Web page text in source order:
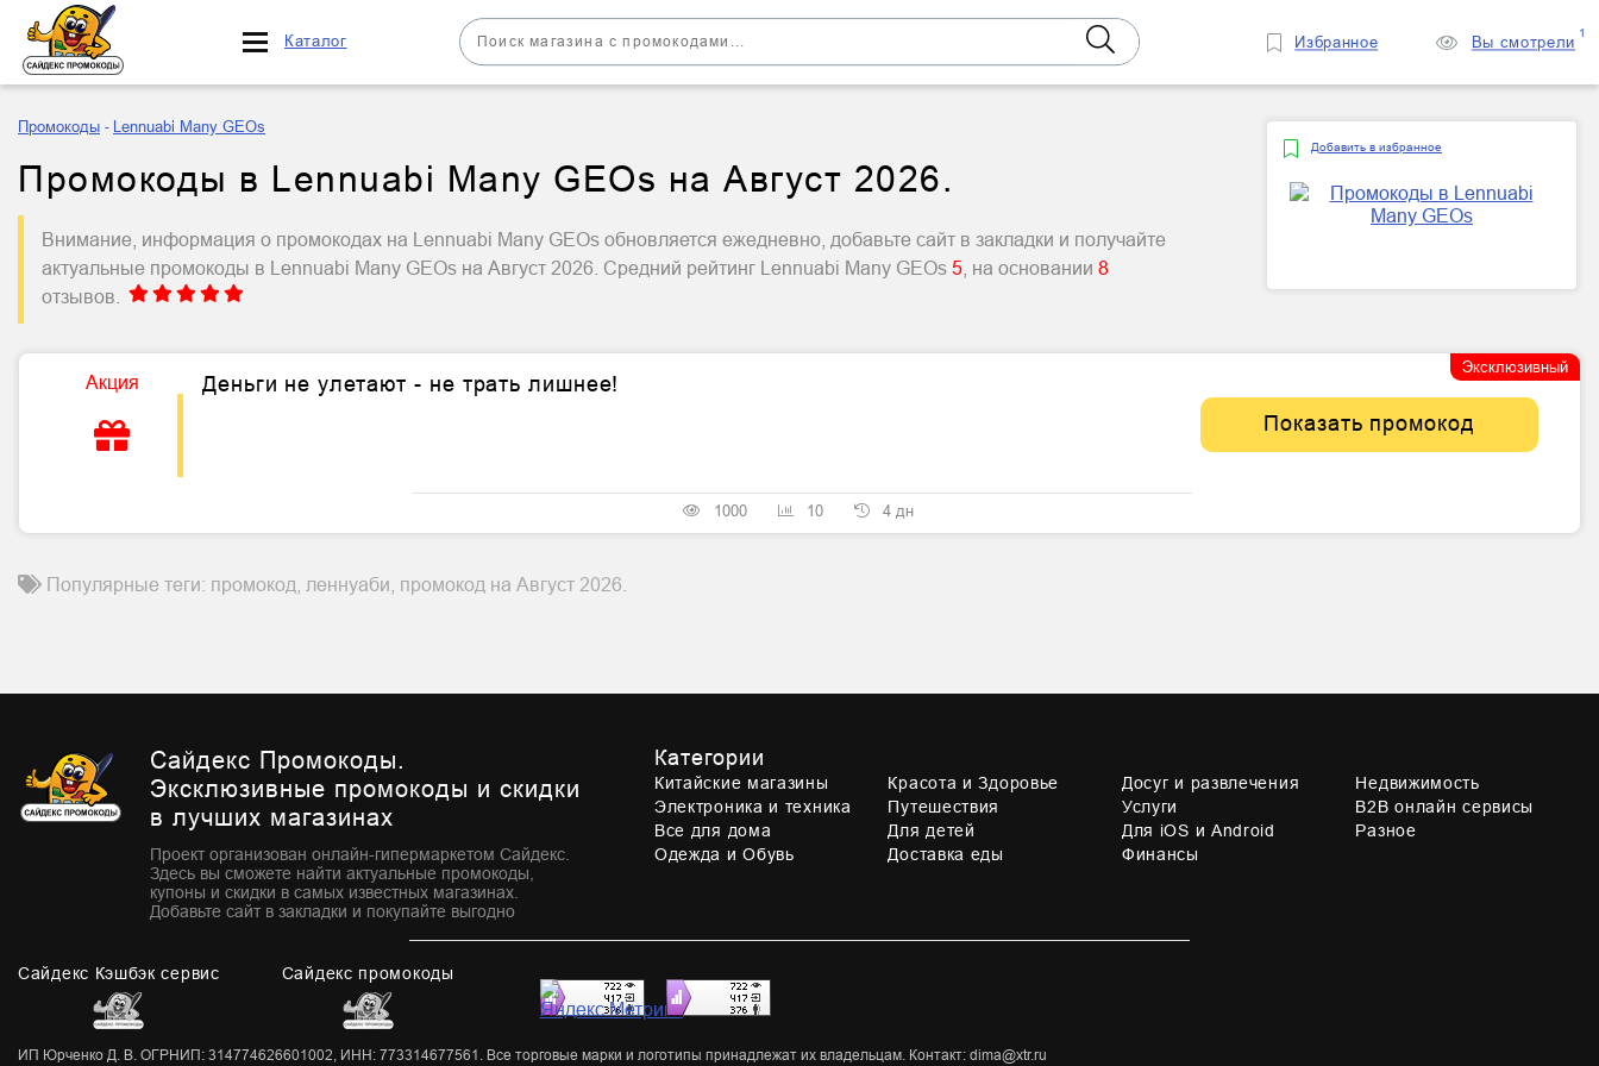
Промокоды Lennuabi Many GEOs
Промокоды в Lennuabi Many GEOs на Август 2026.
Внимание, информация о промокодах на Lennuabi Many GEOs обновляется ежедневно, добавьте сайт в закладки и получайте
актуальные промокоды в Lennuabi Many GEOs на Август 2026. Средний рейтинг Lennuabi Many GEOs 5 , на основании 8
отзывов.
Добавить в избранное
Эксклюзивный
Акция
Деньги не улетают - не трать лишнее!
Показать промокод
1000 10 4 дн
Популярные теги: промокод, леннуаби, промокод на Август 2026.
Сайдекс Промокоды.
Эксклюзивные промокоды и скидки
в лучших магазинах
Проект организован онлайн-гипермаркетом Сайдекс.
Здесь вы сможете найти актуальные промокоды,
купоны и скидки в самых известных магазинах.
Добавьте сайт в закладки и покупайте выгодно
Категории
Китайские магазины
Электроника и техника
Все для дома
Одежда и Обувь
Красота и Здоровье
Путешествия
Для детей
Доставка еды
Досуг и развлечения
Услуги
Для iOS и Android
Финансы
Недвижимость
B2B онлайн сервисы
Разное
Сайдекс Кэшбэк сервис Сайдекс промокоды
ИП Юрченко Д. В. ОГРНИП: 314774626601002, ИНН: 773314677561. Все торговые марки и логотипы принадлежат их владельцам. Контакт: dima@xtr.ru
Каталог Избранное Вы смотрели
1